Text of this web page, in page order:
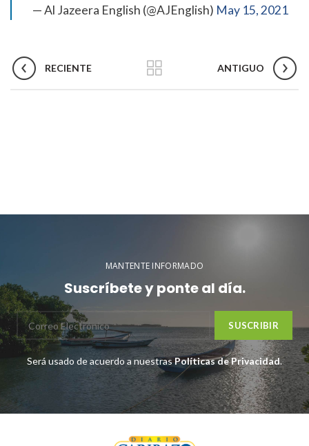
— Al Jazeera English (@AJEnglish) May 15, 2021
RECIENTE ANTIGUO
MANTENTE INFORMADO
Suscríbete y ponte al día.
Será usado de acuerdo a nuestrasPolíticas de Privacidad.